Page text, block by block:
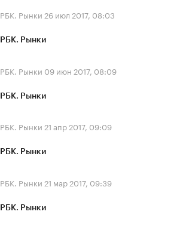
РБК. Рынки 26 июл 2017, 08:03
РБК. Рынки
РБК. Рынки 09 июн 2017, 08:09
РБК. Рынки
РБК. Рынки 21 апр 2017, 09:09
РБК. Рынки
РБК. Рынки 21 мар 2017, 09:39
РБК. Рынки